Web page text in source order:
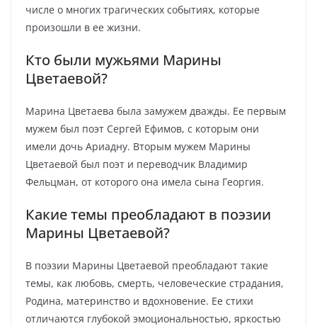
числе о многих трагических событиях, которые
произошли в ее жизни.
Кто были мужьями Марины
Цветаевой?
Марина Цветаева была замужем дважды. Ее первым
мужем был поэт Сергей Ефимов, с которым они
имели дочь Ариадну. Вторым мужем Марины
Цветаевой был поэт и переводчик Владимир
Фельцман, от которого она имела сына Георгия.
Какие темы преобладают в поэзии
Марины Цветаевой?
В поэзии Марины Цветаевой преобладают такие
темы, как любовь, смерть, человеческие страдания,
Родина, материнство и вдохновение. Ее стихи
отличаются глубокой эмоциональностью, яркостью